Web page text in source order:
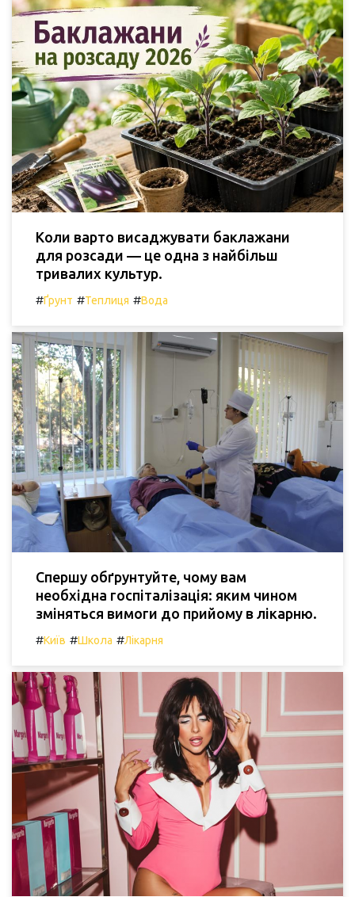
Коли варто висаджувати баклажани
для розсади — це одна з найбільш
тривалих культур.
#Ґрунт #Теплиця #Вода
Спершу обґрунтуйте, чому вам
необхідна госпіталізація: яким чином
зміняться вимоги до прийому в лікарню.
#Київ #Школа #Лікарня